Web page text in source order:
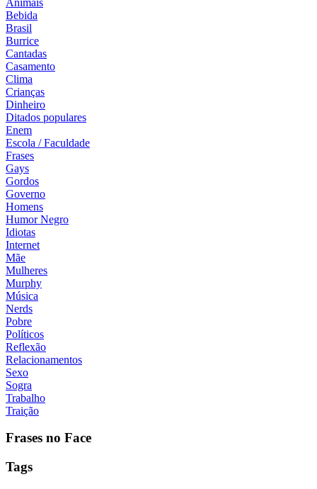
Bebida
Brasil
Burrice
Cantadas
Casamento
Clima
Crianças
Dinheiro
Ditados populares
Enem
Escola / Faculdade
Frases
Gays
Gordos
Governo
Homens
Humor Negro
Idiotas
Internet
Mãe
Mulheres
Murphy
Música
Nerds
Pobre
Políticos
Reflexão
Relacionamentos
Sexo
Sogra
Trabalho
Traição
Frases no Face
Tags